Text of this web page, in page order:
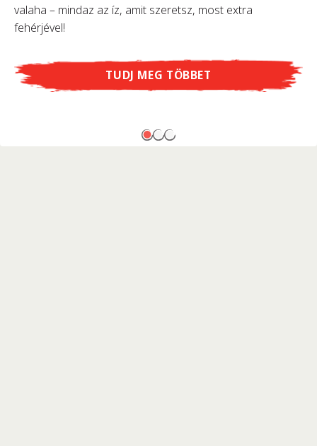
valaha – mindaz az íz, amit szeretsz, most extra
fehérjével!
TUDJ MEG TÖBBET